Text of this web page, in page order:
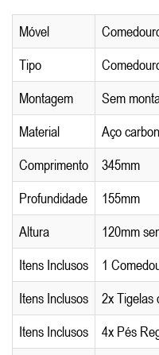
Móvel
Tipo
Montagem
Sem
Material
Aço
Comprimento
345mm
Profundidade
155mm
Altura
120mm
Itens Inclusos
1
Itens Inclusos
2x Tigelas
Itens Inclusos
4x Pés